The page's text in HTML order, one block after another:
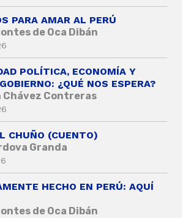
PARA AMAR AL PERÚ
de Oca Dibán
POLÍTICA, ECONOMÍA Y
¿QUÉ NOS ESPERA?
Chávez Contreras
CHUÑO (CUENTO)
Granda
HECHO EN PERÚ: AQUÍ
de Oca Dibán